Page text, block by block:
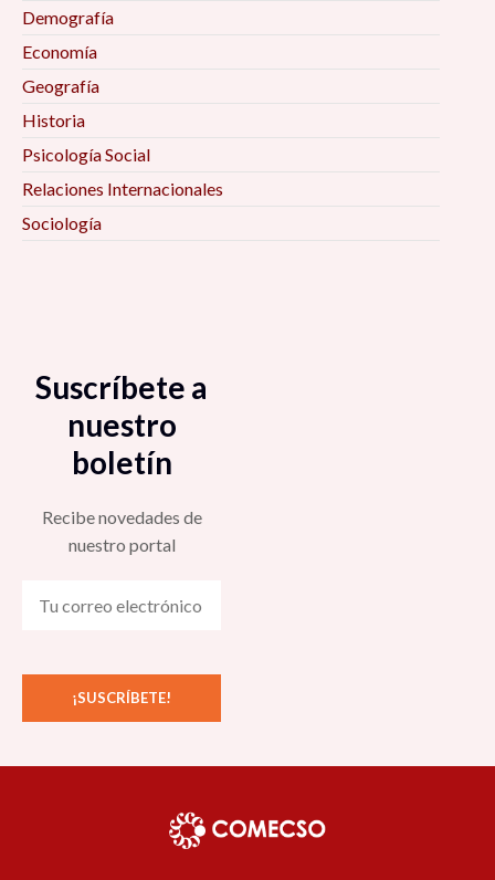
Demografía
Economía
Geografía
Historia
Psicología Social
Relaciones Internacionales
Sociología
Suscríbete a
nuestro
boletín
Recibe novedades de
nuestro portal